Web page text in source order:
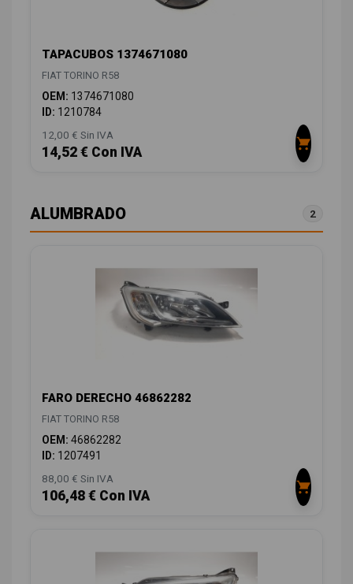
TAPACUBOS 1374671080
FIAT TORINO R58
OEM: 1374671080
ID: 1210784
12,00 € Sin IVA
14,52 € Con IVA
ALUMBRADO 2
FARO DERECHO 46862282
FIAT TORINO R58
OEM: 46862282
ID: 1207491
88,00 € Sin IVA
106,48 € Con IVA